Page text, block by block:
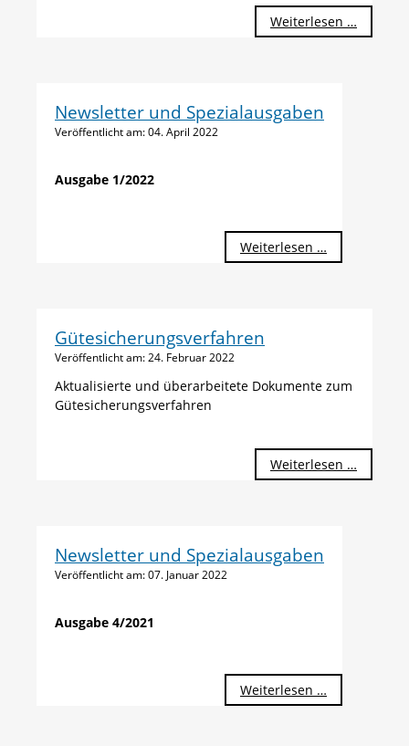
Weiterlesen …
Newsletter und Spezialausgaben
Veröffentlicht am: 04. April 2022
Ausgabe 1/2022
Weiterlesen …
Gütesicherungsverfahren
Veröffentlicht am: 24. Februar 2022
Aktualisierte und überarbeitete Dokumente zum
Gütesicherungsverfahren
Weiterlesen …
Newsletter und Spezialausgaben
Veröffentlicht am: 07. Januar 2022
Ausgabe 4/2021
Weiterlesen …